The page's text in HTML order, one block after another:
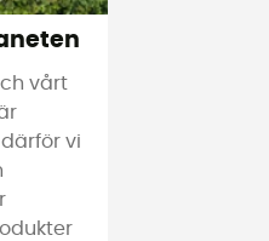
vårt
vi